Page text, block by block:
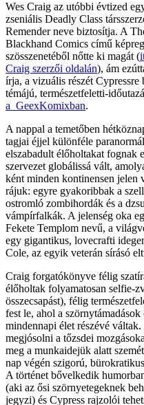
Wes Craig az utóbbi évtized
zseniális Deadly Class
Remender neve biztosítja. A
Blackhand Comics című
szösszenetéből nőtte ki magát (
Craig szerzői oldalán), ám
írja, a vizuális részét
témájú, természetfeletti-
a GeexKomixban.
A nappal a temetőben
tagjai éjjel különféle
elszabadult élőholtakat fognak
szervezet globálissá vált,
ként minden kontinensen jelen
rájuk: egyre gyakoribbak a
ostromló zombihordák és a
vámpírfalkák. A jelenség oka
Fekete Templom nevű, a
egy gigantikus, lovecrafti
Cole, az egyik veterán sírásó
Craig forgatókönyve félig
élőholtak folyamatosan selfie-
összecsapást), félig
fest le, ahol a
mindennapi élet részévé
megjósolni a tőzsdei
meg a munkaidejük alatt
nap végén szigorú,
A történet bővelkedik
(aki az ősi szörnyetegeknek
jegyzi) és Cypress rajzolói